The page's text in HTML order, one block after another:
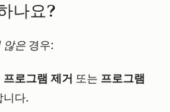
나요?
않은 경우:
프로그램 제거 또는 프로그램
니다.